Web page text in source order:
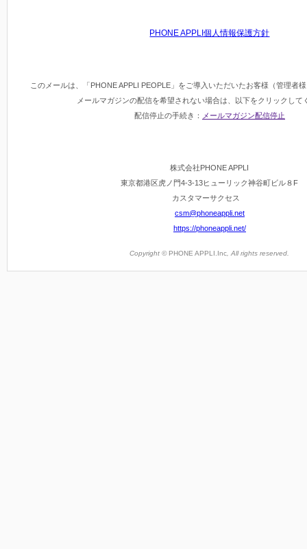
PHONE APPLI個人情報保護方針
このメールは、「PHONE APPLI PEOPLE」をご導入いただいたお客様（管理者
メールマガジンの配信を希望されない場合は、以下をクリックして
配信停止の手続き：
メールマガジン配信停止
株式会社PHONE APPLI
東京都港区虎ノ門4-3-13ヒューリック神谷町ビル８F
カスタマーサクセス
csm@phoneappli.net
https://phoneappli.net/
Copyright © PHONE APPLI.Inc , All rights reserved.